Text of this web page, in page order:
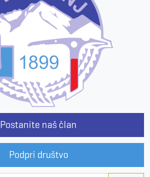
Postanite naš član
Podpri društvo